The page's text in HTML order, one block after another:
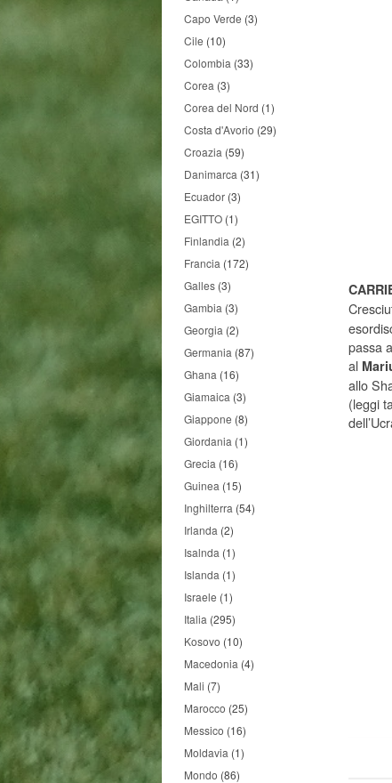
Capo Verde (3)
Cile (10)
Colombia (33)
Corea (3)
Corea del Nord (1)
Costa d'Avorio (29)
Croazia (59)
Danimarca (31)
Ecuador (3)
EGITTO (1)
Finlandia (2)
Francia (172)
Galles (3)
Gambia (3)
Georgia (2)
Germania (87)
Ghana (16)
Giamaica (3)
Giappone (8)
Giordania (1)
Grecia (16)
Guinea (15)
Inghilterra (54)
Irlanda (2)
Isalnda (1)
Islanda (1)
Israele (1)
Italia (295)
Kosovo (10)
Macedonia (4)
Mali (7)
Marocco (25)
Messico (16)
Moldavia (1)
Mondo (86)
passa
al
allo
(leggi